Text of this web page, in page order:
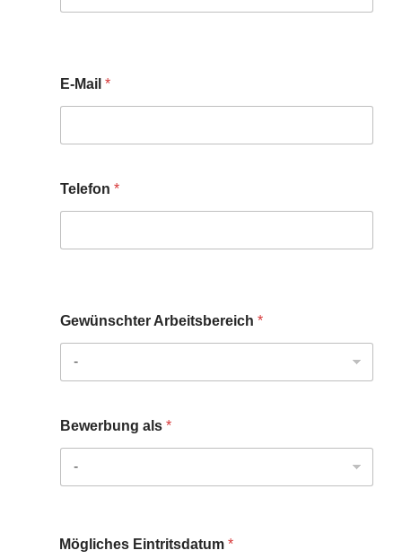
E-Mail *
Telefon *
Gewünschter Arbeitsbereich *
Bewerbung als *
Mögliches Eintritsdatum *